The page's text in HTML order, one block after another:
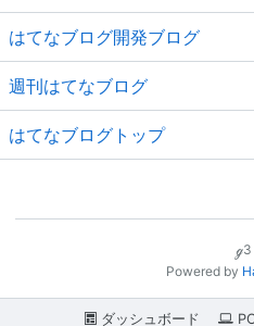
はてなブログ開発ブログ
週刊はてなブログ
はてなブログトップ
ℊ3
Powered by
ダッシュボード